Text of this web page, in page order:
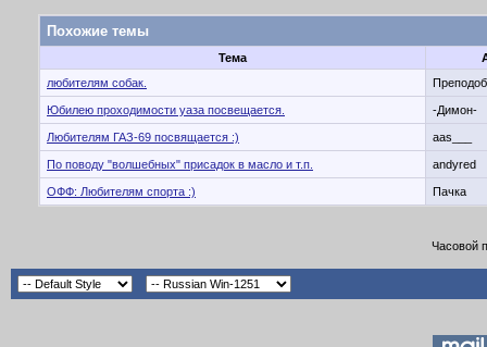
Похожие темы
Тема
любителям собак.
Юбилею проходимости уаза посвещается. -Димон-
Любителям ГАЗ-69 посвящается :) aas___
По поводу "волшебных" присадок в масло и т.п. andyred
ОФФ: Любителям спорта :) Пачка
Часовой